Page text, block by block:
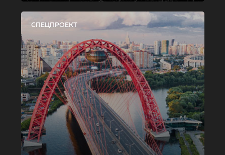
СПЕЦПРОЕКТ